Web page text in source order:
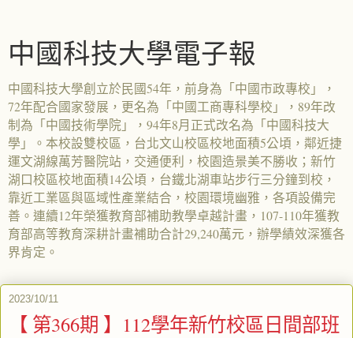
中國科技大學電子報
中國科技大學創立於民國54年，前身為「中國市政專校」，
72年配合國家發展，更名為「中國工商專科學校」，89年改
制為「中國技術學院」，94年8月正式改名為「中國科技大
學」。本校設雙校區，台北文山校區校地面積5公頃，鄰近捷
運文湖線萬芳醫院站，交通便利，校園造景美不勝收；新竹
湖口校區校地面積14公頃，台鐵北湖車站步行三分鐘到校，
靠近工業區與區域性產業結合，校園環境幽雅，各項設備完
善。連續12年榮獲教育部補助教學卓越計畫，107-110年獲教
育部高等教育深耕計畫補助合計29,240萬元，辦學績效深獲各
界肯定。
2023/10/11
【 第366期 】112學年新竹校區日間部班